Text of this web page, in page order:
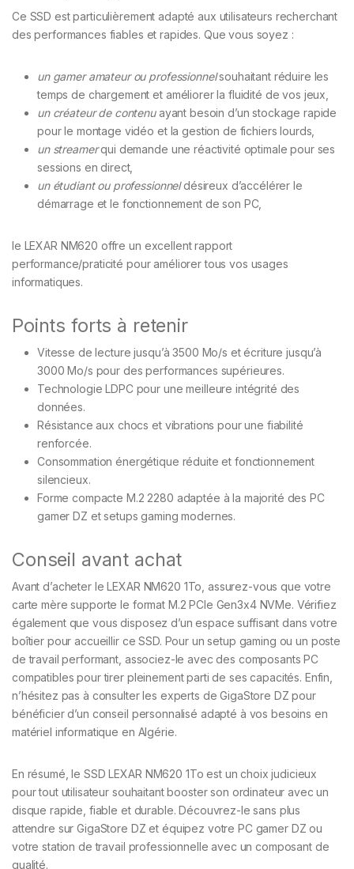
Ce SSD est particulièrement adapté aux utilisateurs recherchant
des performances fiables et rapides. Que vous soyez :
un gamer amateur ou professionnelsouhaitant réduire les
temps de chargement et améliorer la fluidité de vos jeux,
un créateur de contenuayant besoin d’un stockage rapide
pour le montage vidéo et la gestion de fichiers lourds,
un streamerqui demande une réactivité optimale pour ses
sessions en direct,
un étudiant ou professionneldésireux d’accélérer le
démarrage et le fonctionnement de son PC,
le LEXAR NM620 offre un excellent rapport
performance/praticité pour améliorer tous vos usages
informatiques.
Points forts à retenir
Vitesse de lecture jusqu’à 3500 Mo/s et écriture jusqu’à
3000 Mo/s pour des performances supérieures.
Technologie LDPC pour une meilleure intégrité des
données.
Résistance aux chocs et vibrations pour une fiabilité
renforcée.
Consommation énergétique réduite et fonctionnement
silencieux.
Forme compacte M.2 2280 adaptée à la majorité des PC
gamer DZ et setups gaming modernes.
Conseil avant achat
Avant d’acheter le LEXAR NM620 1To, assurez-vous que votre
carte mère supporte le format M.2 PCIe Gen3x4 NVMe. Vérifiez
également que vous disposez d’un espace suffisant dans votre
boîtier pour accueillir ce SSD. Pour un setup gaming ou un poste
de travail performant, associez-le avec des composants PC
compatibles pour tirer pleinement parti de ses capacités. Enfin,
n’hésitez pas à consulter les experts de GigaStore DZ pour
bénéficier d’un conseil personnalisé adapté à vos besoins en
matériel informatique en Algérie.
En résumé, le SSD LEXAR NM620 1To est un choix judicieux
pour tout utilisateur souhaitant booster son ordinateur avec un
disque rapide, fiable et durable. Découvrez-le sans plus
attendre sur GigaStore DZ et équipez votre PC gamer DZ ou
votre station de travail professionnelle avec un composant de
qualité.